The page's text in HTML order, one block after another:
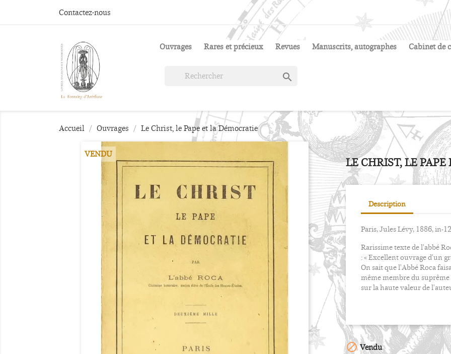
Contactez-nous
Ouvrages Rares et précieux Revues Manuscrits, autographes Cabinet de

Accueil Ouvrages Le Christ, le Pape et la Démocratie
VENDU
LE CHRIST, LE
Description
Paris, Jules Lévy, 1886, in-
Rarissime texte de l'abbé
: « Excellent ouvrage d'un
On sait que l'Abbé Roca
même membre du
sur la haute valeur de
Vendu